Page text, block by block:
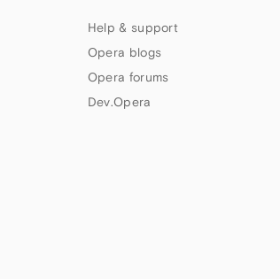
Help & support
Opera blogs
Opera forums
Dev.Opera